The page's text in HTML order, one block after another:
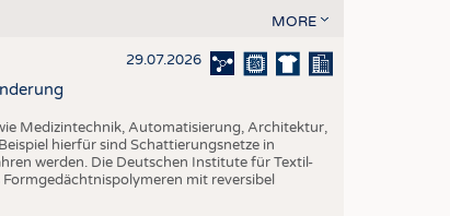
MORE
29.07.2026
Medizintechnik, Automatisierung, Architektur,
hierfür sind Schattierungsnetze in
werden. Die Deutschen Institute für Textil-
mit reversibel